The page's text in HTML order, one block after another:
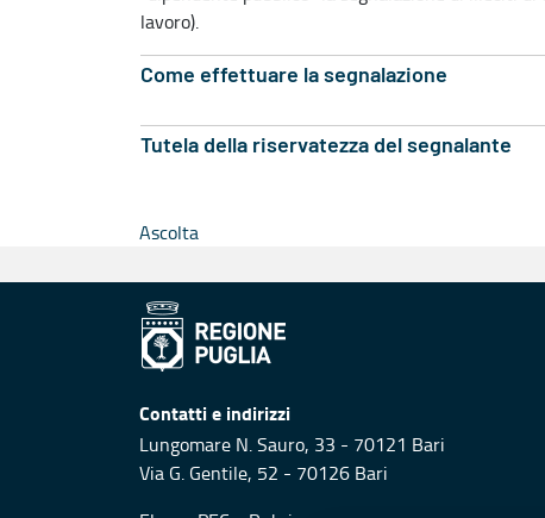
lavoro).
Come effettuare la segnalazione
Tutela della riservatezza del segnalante
Ascolta
Contatti e indirizzi
Lungomare N. Sauro, 33 - 70121 Bari
Via G. Gentile, 52 - 70126 Bari